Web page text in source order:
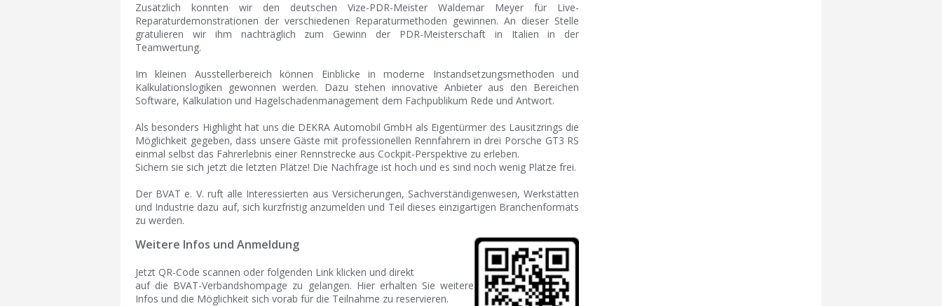
Zusätzlich konnten wir den deutschen Vize-PDR-Meister Waldemar Meyer für Live-
Reparaturdemonstrationen der verschiedenen Reparaturmethoden gewinnen. An dieser Stelle
gratulieren wir ihm nachträglich zum Gewinn der PDR-Meisterschaft in Italien in der
Teamwertung.
Im kleinen Ausstellerbereich können Einblicke in moderne Instandsetzungsmethoden und
Kalkulationslogiken gewonnen werden. Dazu stehen innovative Anbieter aus den Bereichen
Software, Kalkulation und Hagelschadenmanagement dem Fachpublikum Rede und Antwort.
Als besonders Highlight hat uns die DEKRA Automobil GmbH als Eigentürmer des Lausitzrings die
Möglichkeit gegeben, dass unsere Gäste mit professionellen Rennfahrern in drei Porsche GT3 RS
einmal selbst das Fahrerlebnis einer Rennstrecke aus Cockpit-Perspektive zu erleben.
Sichern sie sich jetzt die letzten Plätze! Die Nachfrage ist hoch und es sind noch wenig Plätze frei.
Der BVAT e. V. ruft alle Interessierten aus Versicherungen, Sachverständigenwesen, Werkstätten
und Industrie dazu auf, sich kurzfristig anzumelden und Teil dieses einzigartigen Branchenformats
zu werden.
Weitere Infos und Anmeldung
Jetzt QR-Code scannen oder folgenden Link klicken und direkt
auf die BVAT-Verbandshompage zu gelangen. Hier erhalten Sie weitere
Infos und die Möglichkeit sich vorab für die Teilnahme zu reservieren.